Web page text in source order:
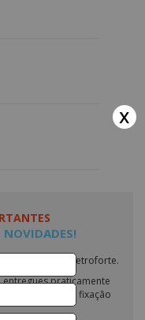
da Eletroforte.
praticamente
do encosto e a fixação
x
NOVIDADES!